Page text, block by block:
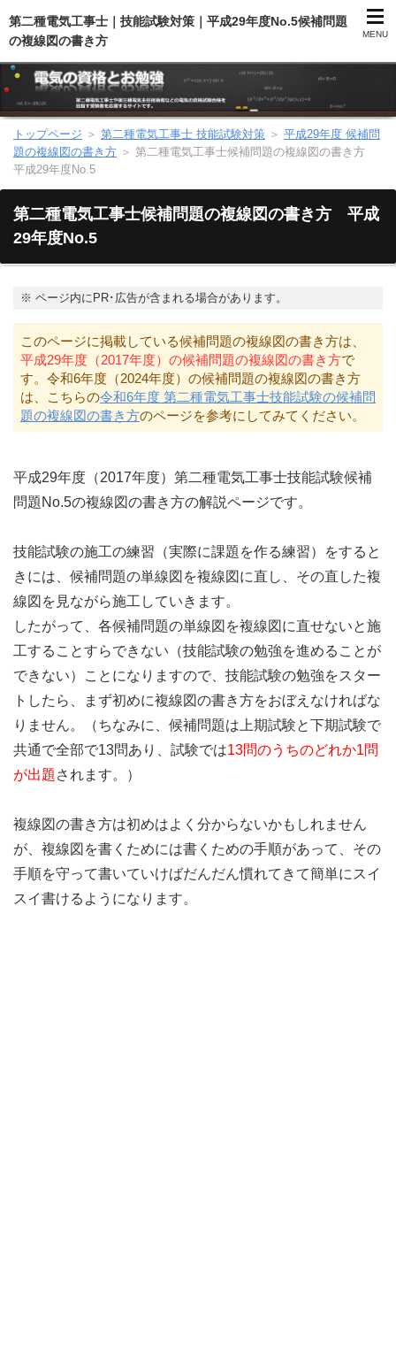
第二種電気工事士｜技能試験対策｜平成29年度No.5候補問題
の複線図の書き方
MENU
第二種電気工事士（総合）
第二種電気工事士（技能試験）
電気のお勉強
電気数学のお勉強
トップページ ＞ 第二種電気工事士 技能試験対策 ＞ 平成29年度 候補問
題の複線図の書き方 ＞ 第二種電気工事士候補問題の複線図の書き方
平成29年度No.5
第二種電気工事士候補問題の複線図の書き方 平成
29年度No.5
※ ページ内にPR･広告が含まれる場合があります。
このページに掲載している候補問題の複線図の書き方は、
平成29年度（2017年度）の候補問題の複線図の書き方で
す。令和6年度（2024年度）の候補問題の複線図の書き方
は、こちらの令和6年度 第二種電気工事士技能試験の候補問
題の複線図の書き方のページを参考にしてみてください。
平成29年度（2017年度）第二種電気工事士技能試験候補
問題No.5の複線図の書き方の解説ページです。
技能試験の施工の練習（実際に課題を作る練習）をすると
きには、候補問題の単線図を複線図に直し、その直した複
線図を見ながら施工していきます。
したがって、各候補問題の単線図を複線図に直せないと施
工することすらできない（技能試験の勉強を進めることが
できない）ことになりますので、技能試験の勉強をスター
トしたら、まず初めに複線図の書き方をおぼえなければな
りません。（ちなみに、候補問題は上期試験と下期試験で
共通で全部で13問あり、試験では13問のうちのどれか1問
が出題 されます。）
複線図の書き方は初めはよく分からないかもしれません
が、複線図を書くためには書くための手順があって、その
手順を守って書いていけばだんだん慣れてきて簡単にスイ
スイ書けるようになります。